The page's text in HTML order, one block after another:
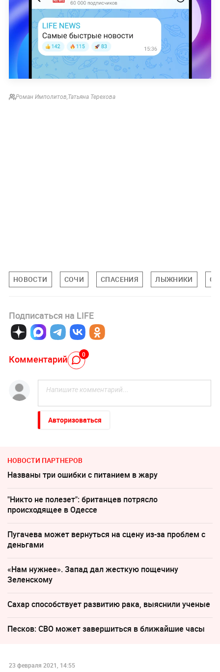
Роман Имполитов,Татьяна Терехова
НОВОСТИ СОЧИ СПАСЕНИЯ ЛЫЖНИКИ
Подписаться на LIFE
Комментарий 0
Авторизоваться
НОВОСТИ ПАРТНЕРОВ
Названы три ошибки с питанием в жару
"Никто не полезет": британцев потрясло
происходящее в Одессе
Пугачева может вернуться на сцену из-за проблем с
деньгами
«Нам нужнее». Запад дал жесткую пощечину
Зеленскому
Сахар cпособствует развитию рака, выяснили ученые
Песков: СВО может завершиться в ближайшие часы
23 февраля 2021, 14:55